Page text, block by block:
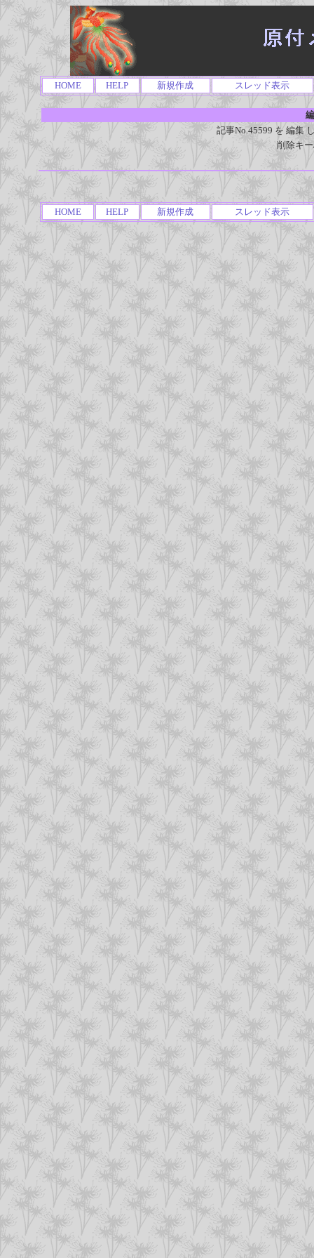
HOME HELP 新規作成 スレッド表示
記事No.45599 を 編集
削除キ
HOME HELP 新規作成 スレッド表示